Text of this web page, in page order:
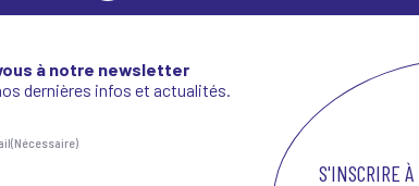
à notre newsletter
dernières infos et actualités.
(Nécessaire)